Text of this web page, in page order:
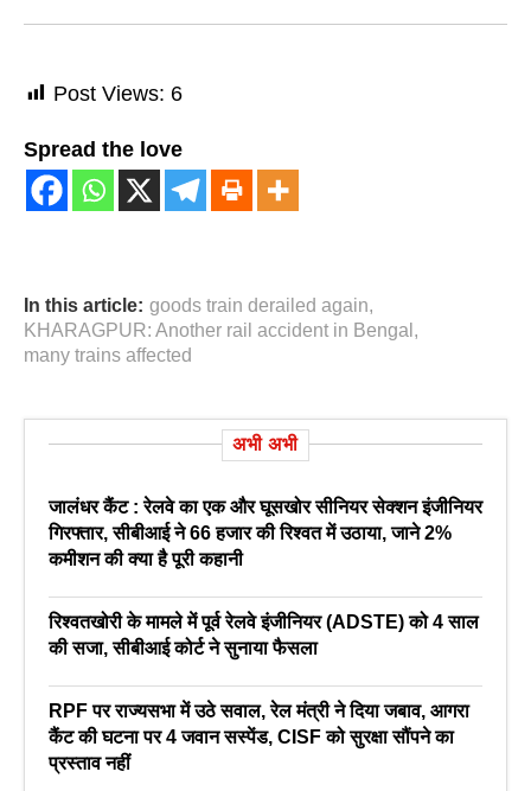
Post Views: 6
Spread the love
In this article: goods train derailed again,
KHARAGPUR: Another rail accident in Bengal ,
many trains affected
अभी अभी
जालंधर कैंट : रेलवे का एक और घूसखोर सीनियर सेक्शन इंजीनियर
गिरफ्तार, सीबीआई ने 66 हजार की रिश्वत में उठाया, जाने 2%
कमीशन की क्या है पूरी कहानी
रिश्वतखोरी के मामले में पूर्व रेलवे इंजीनियर (ADSTE) को 4 साल
की सजा, सीबीआई कोर्ट ने सुनाया फैसला
RPF पर राज्यसभा में उठे सवाल, रेल मंत्री ने दिया जबाव, आगरा
कैंट की घटना पर 4 जवान सस्पेंड, CISF को सुरक्षा सौंपने का
प्रस्ताव नहीं